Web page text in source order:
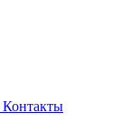
Контакты